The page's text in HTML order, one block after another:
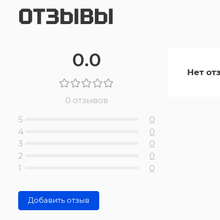
ОТЗЫВЫ
0.0
0 отзывов
5
0
4
0
3
0
2
0
1
0
Добавить отзыв
Нет